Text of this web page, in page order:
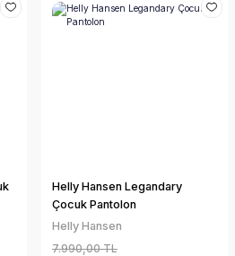
Helly Hansen Legandary
Çocuk Pantolon
Helly Hansen
7.990,00 TL